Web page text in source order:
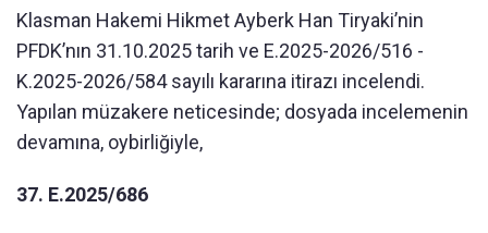
Klasman Hakemi Hikmet Ayberk Han Tiryaki’nin
PFDK’nın 31.10.2025 tarih ve E.2025-2026/516 -
K.2025-2026/584 sayılı kararına itirazı incelendi.
Yapılan müzakere neticesinde; dosyada incelemenin
devamına, oybirliğiyle,
37. E.2025/686